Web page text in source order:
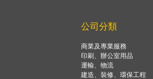
公司分類
商業及專業服務
印刷、辦公室用品
運輸、物流
建造、裝修、環保工程